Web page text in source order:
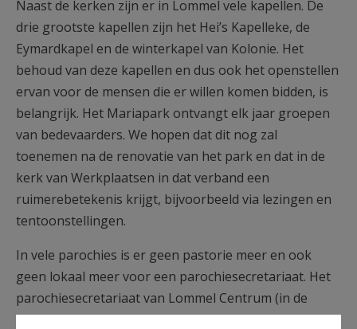
Naast de kerken zijn er in Lommel vele kapellen. De
drie grootste kapellen zijn het Hei’s Kapelleke, de
Eymardkapel en de winterkapel van Kolonie. Het
behoud van deze kapellen en dus ook het openstellen
ervan voor de mensen die er willen komen bidden, is
belangrijk. Het Mariapark ontvangt elk jaar groepen
van bedevaarders. We hopen dat dit nog zal
toenemen na de renovatie van het park en dat in de
kerk van Werkplaatsen in dat verband een
ruimerebetekenis krijgt, bijvoorbeeld via lezingen en
tentoonstellingen.
In vele parochies is er geen pastorie meer en ook
geen lokaal meer voor een parochiesecretariaat. Het
parochiesecretariaat van Lommel Centrum (in de
Kloosterstraat) zal op termijn worden afgebroken. In